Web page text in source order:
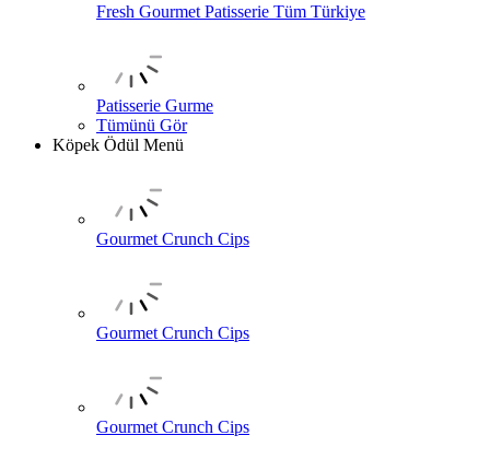
Fresh Gourmet Patisserie Tüm Türkiye
Patisserie Gurme
Tümünü Gör
Köpek Ödül Menü
Gourmet Crunch Cips
Gourmet Crunch Cips
Gourmet Crunch Cips